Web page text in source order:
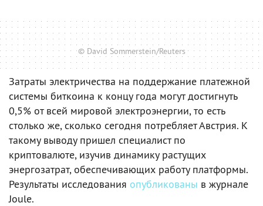
© David Sommerstein/Reuters
Затраты электричества на поддержание платежной
системы биткоина к концу года могут достигнуть
0,5% от всей мировой электроэнергии, то есть
столько же, сколько сегодня потребляет Австрия. К
такому выводу пришел специалист по
криптовалюте, изучив динамику растущих
энергозатрат, обеспечивающих работу платформы.
Результаты исследования опубликованы в журнале
Joule.